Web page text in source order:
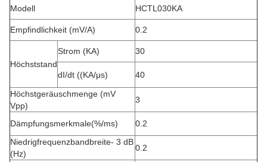
Modell HCTL030KA
Empfindlichkeit (mV/A) 0.2
Höchststand
Strom (KA) 30
dI/dt ((KA/μs)
40
Höchstgeräuschmenge (mV
Vpp)
3
Dämpfungsmerkmale(%/ms)
0.2
Niedrigfrequenzbandbreite- 3 dB
(Hz)
0.2